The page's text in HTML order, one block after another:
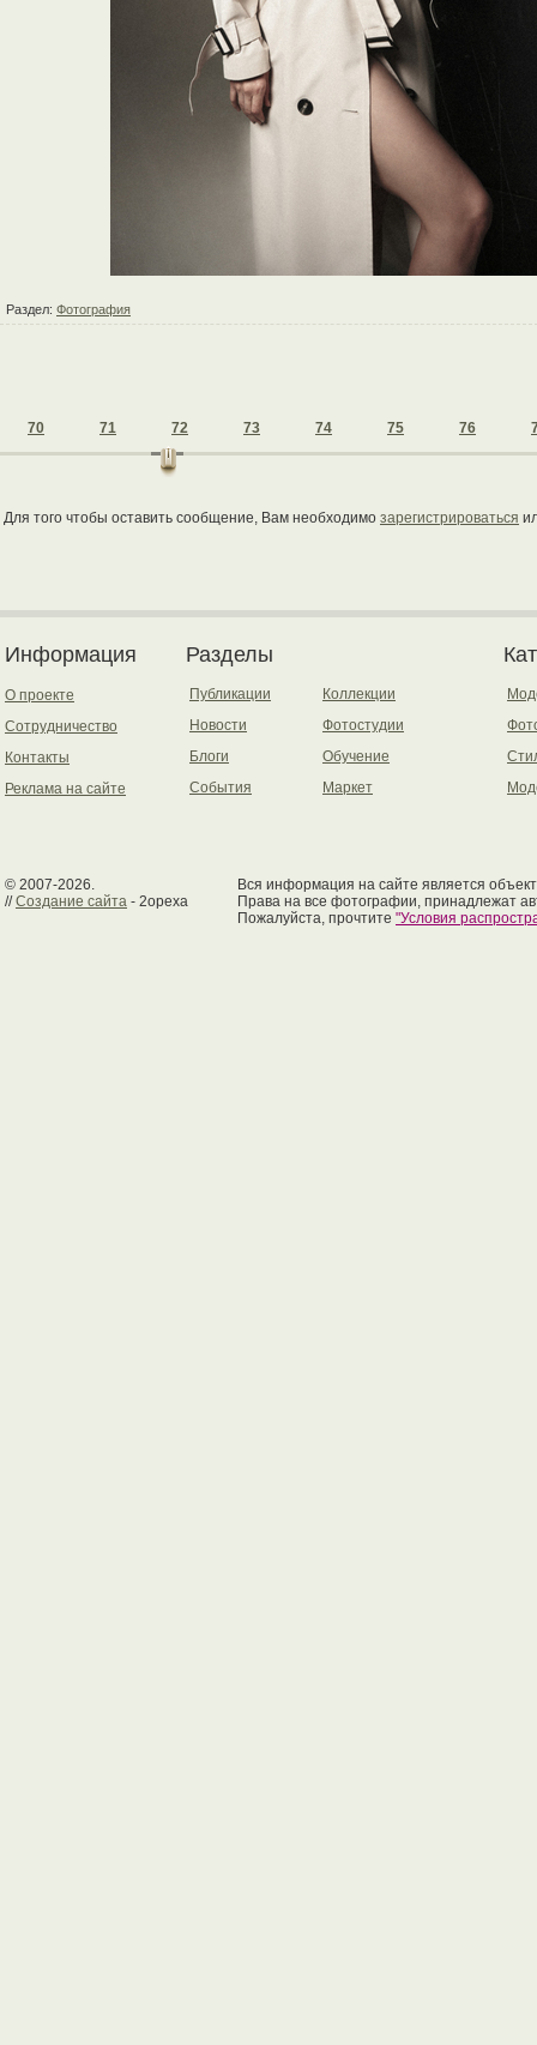
Раздел: Фотография
70 71 72 73 74 75 76
Для того чтобы оставить сообщение, Вам необходимо зарегистрироваться
Информация
О проекте
Сотрудничество
Контакты
Реклама на сайте
Разделы
Публикации
Новости
Блоги
События
Коллекции
Фотостудии
Обучение
Маркет
© 2007-2026.
//Создание сайта - 2opexa
Вся информация на сайте является
Права на все фотографии, принадлежат
Пожалуйста, прочтите "Условия